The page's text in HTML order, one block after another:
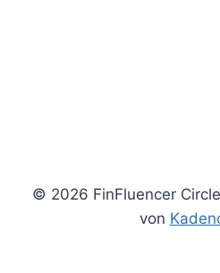
© 2026 FinFluencer
von